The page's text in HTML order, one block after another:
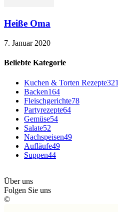
Heiße Oma
7. Januar 2020
Beliebte Kategorie
Kuchen & Torten Rezepte321
Backen164
Fleischgerichte78
Partyrezepte64
Gemüse54
Salate52
Nachspeisen49
Aufläufe49
Suppen44
Über uns
Folgen Sie uns
©